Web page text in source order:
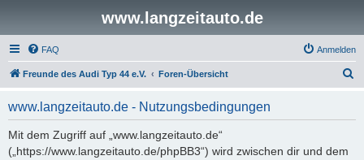
www.langzeitauto.de
FAQ Anmelden
Freunde des Audi Typ 44 e.V. Foren-Übersicht
www.langzeitauto.de - Nutzungsbedingungen
Mit dem Zugriff auf „www.langzeitauto.de“
(„https://www.langzeitauto.de/phpBB3“) wird zwischen dir und dem